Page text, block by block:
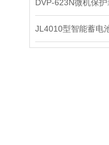
DVP-623N微机保护
JL4010型智能蓄电